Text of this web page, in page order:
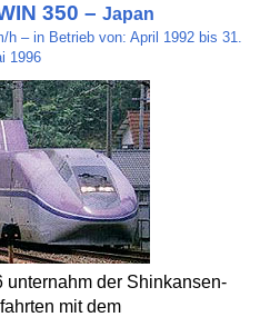
350 – Japan
h – in Betrieb von: April 1992 bis 31.
1996
unternahm der Shinkansen-
mit dem